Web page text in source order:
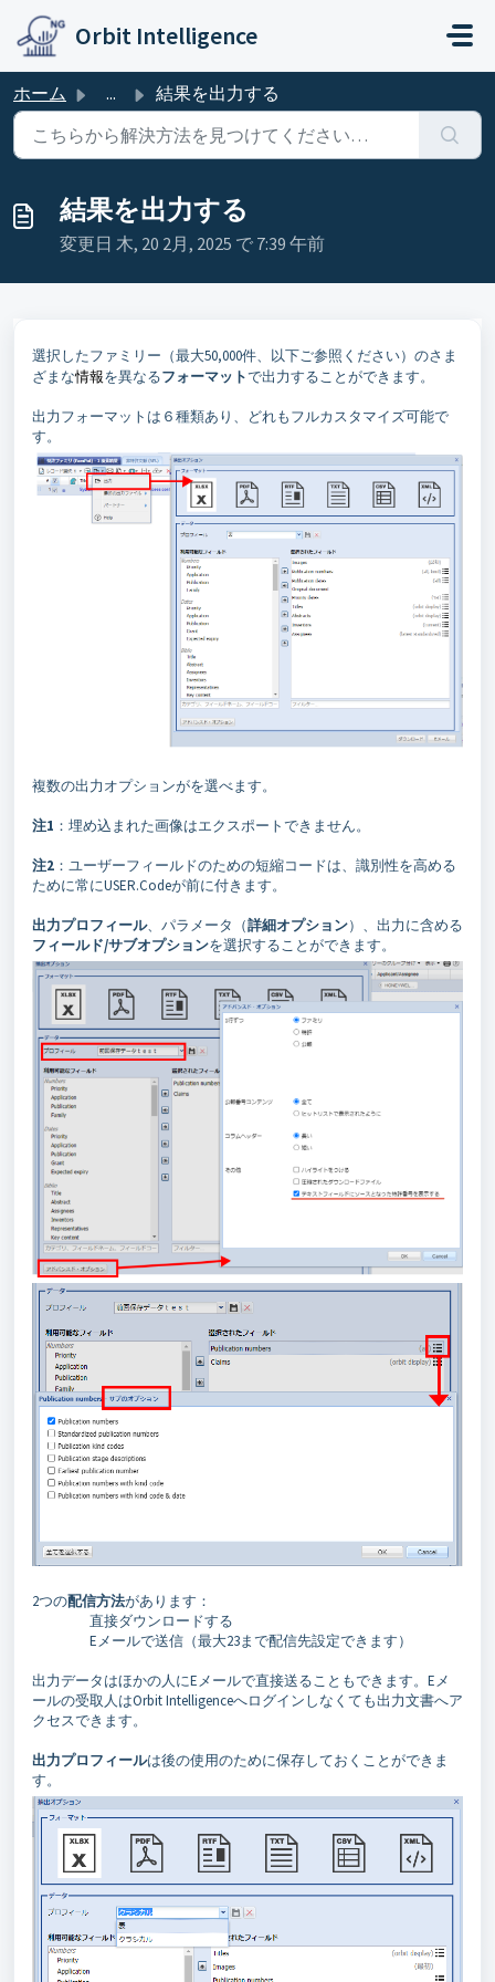
メインコンテンツに移動
Orbit Intelligence
ホーム ... 結果を出力する
結果を出力する
変更日 木, 20 2月, 2025 で 7:39 午前
選択したファミリー（最大50,000件、以下ご参照ください）のさま
ざまな情報を異なるフォーマットで出力することができます。
出力フォーマットは６種類あり、どれもフルカスタマイズ可能で
す。
複数の出力オプションがを選べます。
注1 ：埋め込まれた画像はエクスポートできません。
注2 ：ユーザーフィールドのための短縮コードは、識別性を高める
ために常にUSER.Codeが前に付きます。
出力プロフィール、パラメータ（詳細オプション）、出力に含める
フィールド/サブオプションを選択することができます。
2つの配信方法があります：
直接ダウンロードする
Eメールで送信（最大23まで配信先設定できます）
出力データはほかの人にEメールで直接送ることもできます。Eメ
ールの受取人はOrbit Intelligenceへログインしなくても出力文書へア
クセスできます。
出力プロフィールは後の使用のために保存しておくことができま
す。